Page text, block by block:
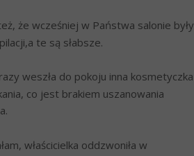
że wcześniej w Państwa salonie były
te są słabsze.
weszła do pokoju inna kosmetyczka
co jest brakiem uszanowania
właścicielka oddzwoniła w